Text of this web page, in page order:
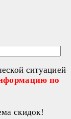
ситуацией
по
скидок!